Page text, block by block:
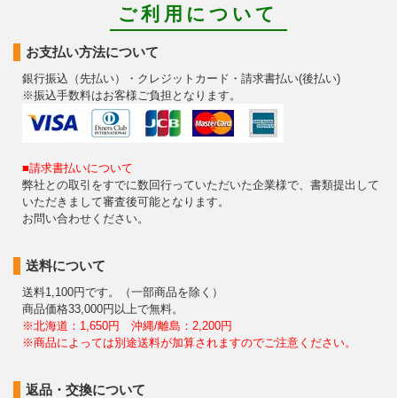
ご利用について
お支払い方法について
銀行振込（先払い）・クレジットカード・請求書払い(後払い)
※振込手数料はお客様ご負担となります。
■請求書払いについて
弊社との取引をすでに数回行っていただいた企業様で、書類提出して
いただきまして審査後可能となります。
お問い合わせください。
送料について
送料1,100円です。（一部商品を除く）
商品価格33,000円以上で無料。
※北海道：1,650円 沖縄/離島：2,200円
※商品によっては別途送料が加算されますのでご注意ください。
返品・交換について